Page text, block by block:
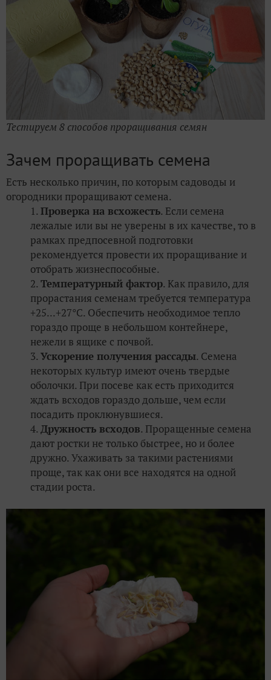
Тестируем 8 способов проращивания семян
Зачем проращивать семена
Есть несколько причин, по которым садоводы и
огородники проращивают семена.
Проверка на всхожесть. Если семена
лежалые или вы не уверены в их качестве, то в
рамках предпосевной подготовки
рекомендуется провести их проращивание и
отобрать жизнеспособные.
Температурный фактор. Как правило, для
прорастания семенам требуется температура
+25...+27°С. Обеспечить необходимое тепло
гораздо проще в небольшом контейнере,
нежели в ящике с почвой.
Ускорение получения рассады. Семена
некоторых культур имеют очень твердые
оболочки. При посеве как есть приходится
ждать всходов гораздо дольше, чем если
посадить проклюнувшиеся.
Дружность всходов. Проращенные семена
дают ростки не только быстрее, но и более
дружно. Ухаживать за такими растениями
проще, так как они все находятся на одной
стадии роста.